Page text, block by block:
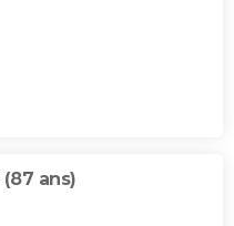
(87 ans)